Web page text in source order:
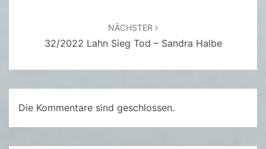
S
W
L
D
O
NÄCHSTER
32/2022 Lahn Sieg Tod – Sandra Halbe
Die Kommentare sind geschlossen.